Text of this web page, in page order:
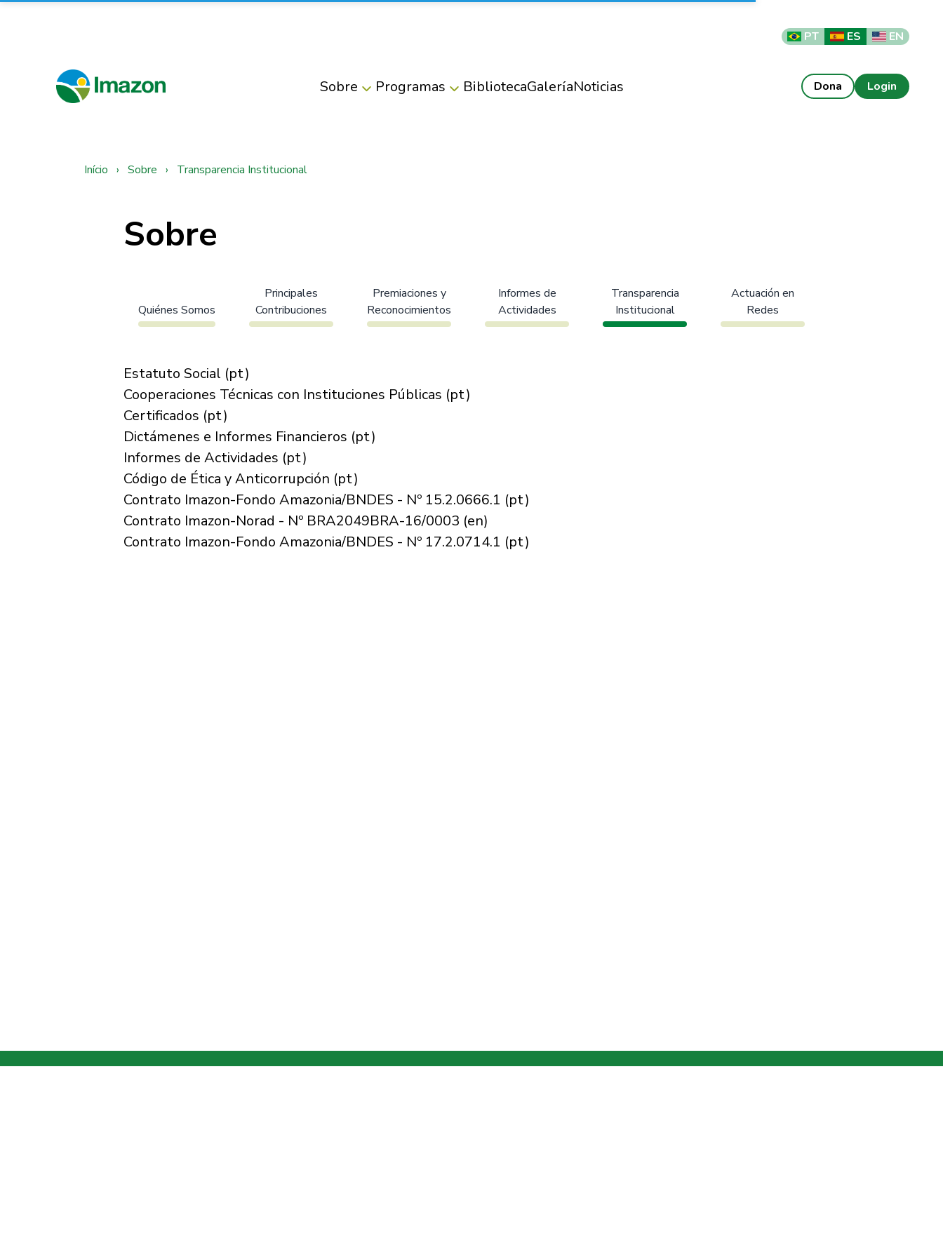
PT ES EN
Sobre Programas BibliotecaGaleríaNoticias Dona Login
Início › Sobre › Transparencia Institucional
Sobre
Quiénes Somos
Principales
Contribuciones
Premiaciones y
Reconocimientos
Informes de
Actividades
Transparencia
Institucional
Actuación en
Redes
Estatuto Social (pt)
Cooperaciones Técnicas con Instituciones Públicas (pt)
Certificados (pt)
Dictámenes e Informes Financieros (pt)
Informes de Actividades (pt)
Código de Ética y Anticorrupción (pt)
Contrato Imazon-Fondo Amazonia/BNDES - Nº 15.2.0666.1 (pt)
Contrato Imazon-Norad - Nº BRA2049BRA-16/0003 (en)
Contrato Imazon-Fondo Amazonia/BNDES - Nº 17.2.0714.1 (pt)